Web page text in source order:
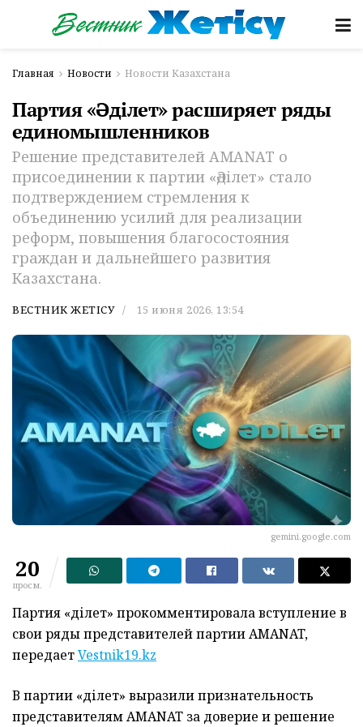
Главная Новости Новости Казахстана
Партия «Әділет» расширяет ряды
единомышленников
Решение представителей AMANAT о
присоединении к партии «Әділет» стало
подтверждением стремления к
объединению усилий для реализации
реформ, повышения благосостояния
граждан и дальнейшего развития
Казахстана.
ВЕСТНИК ЖЕТІСУ 15 июня 2026, 13:54
gemini.google.com
20
просм.
Партия «Әділет» прокомментировала вступление в
свои ряды представителей партии AMANAT,
передаетVestnik19.kz
В партии «Әділет» выразили признательность
представителям AMANAT за доверие и решение